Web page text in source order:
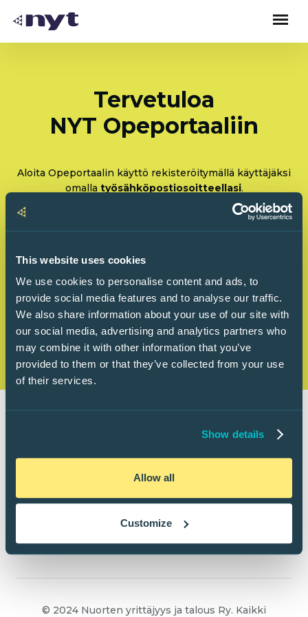
This website uses cookies
We use cookies to personalise content and ads, to
provide social media features and to analyse our traffic.
We also share information about your use of our site with
our social media, advertising and analytics partners who
may combine it with other information that you’ve
provided to them or that they’ve collected from your use
of their services.
Show details
Allow all
Customize
Tervetuloa
NYT Opeportaaliin
Aloita Opeportaalin käyttö rekisteröitymällä käyttäjäksi
omalla työsähköpostiosoitteellasi.
Rekisteröidy: Olen tulossa käyttämään Opeportaalia
ensimmäistä kertaa
Kirjaudu sisään: Olen käyttänyt Opeportaalia
ennenkin
© 2024 Nuorten yrittäjyys ja talous Ry. Kaikki